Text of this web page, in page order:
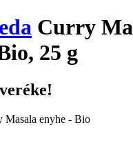
Curry
25 g
Masala enyhe - Bio